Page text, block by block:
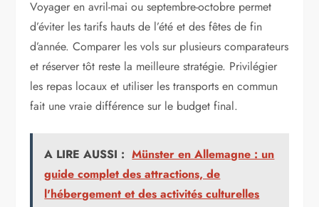
Voyager en avril-mai ou septembre-octobre permet
d’éviter les tarifs hauts de l’été et des fêtes de fin
d’année. Comparer les vols sur plusieurs comparateurs
et réserver tôt reste la meilleure stratégie. Privilégier
les repas locaux et utiliser les transports en commun
fait une vraie différence sur le budget final.
A LIRE AUSSI : Münster en Allemagne : un
guide complet des attractions, de
l'hébergement et des activités culturelles